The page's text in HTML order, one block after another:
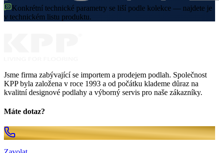
Konkrétní technické parametry se liší podle kolekce — najdete je
v technickém listu produktu.
Jsme firma zabývající se importem a prodejem podlah. Společnost
KPP byla založena v roce 1993 a od počátku klademe důraz na
kvalitní designové podlahy a výborný servis pro naše zákazníky.
Máte dotaz?